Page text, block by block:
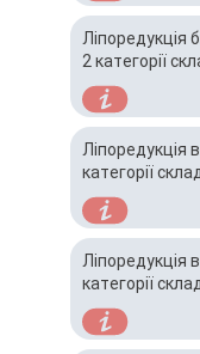
Ліпоредукція
2 категорії
Ліпоредукція
категорії
Ліпоредукція
категорії